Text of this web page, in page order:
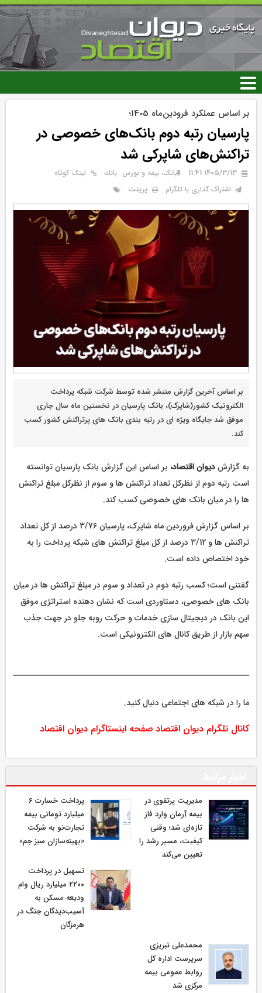
رفتن
محتوای
اصلی
بر اساس عملکرد فرودین‌ماه 1405؛
پارسیان رتبه دوم بانک‌های خصوصی در
تراکنش‌های شاپرکی شد
۱۴۰۵/۳/۱۳ 11:41 بانک، بیمه و بورس بانك
لینک کوتاه
اشتراک گذاری با تلگرام
پرینت
بر اساس آخرین گزارش منتشر شده توسط شرکت شبکه پرداخت
الکترونیک کشور(شاپرک)، بانک پارسیان در نخستین ماه سال جاری
موفق شد جایگاه ویژه ای در رتبه بندی بانک های پرتراکنش کشور کسب
کند.
به گزارشدیوان اقتصاد، بر اساس این گزارش بانک پارسیان توانسته
است رتبه دوم از نظرکل تعداد تراکنش ها و سوم از نظرکل مبلغ تراکنش
ها را در میان بانک های خصوصی کسب کند.
بر اساس گزارش فروردین ماه شاپرک، پارسیان 3/76 درصد از کل تعداد
تراکنش ها و 3/12 درصد از کل مبلغ تراکنش های شبکه پرداخت را به
خود اختصاص داده است.
گفتنی است؛ کسب رتبه دوم در تعداد و سوم در مبلغ تراکنش ها در میان
بانک های خصوصی، دستاوردی است که نشان دهنده استراتژی موفق
این بانک در دیجیتال سازی خدمات و حرکت روبه جلو در جهت جذب
سهم بازار از طریق کانال های الکترونیکی است.
ما را در شبکه های اجتماعی دنبال کنید.
کانال تلگرام دیوان اقتصاد صفحه اینستاگرام دیوان اقتصاد
مدیریت پرتفوی در
بیمه آرمان وارد فاز
تازه‌ای شد؛ وقتی
کیفیت، مسیر رشد را
تعیین می‌کند
پرداخت خسارت ۶
میلیارد تومانی بیمه
تجارت‌نو به شرکت
«بهینه‌سازان سبز جم»
تسهیل در پرداخت
۲۲۰۰ میلیارد ریال وام
ودیعه مسکن به
آسیب‌دیدگان جنگ در
هرمزگان
محمدعلی تبریزی
سرپرست اداره كل
روابط عمومی بیمه
مركزی شد